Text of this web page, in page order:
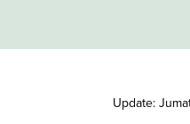
Update: